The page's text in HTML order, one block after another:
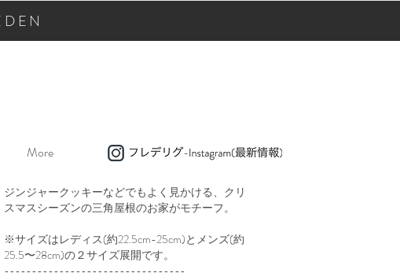
More
ジンジャークッキーなどでもよく見かける、クリ
スマスシーズンの三角屋根のお家がモチーフ。
※サイズはレディス(約22.5cm-25cm)とメンズ(約
25.5〜28cm)の２サイズ展開です。